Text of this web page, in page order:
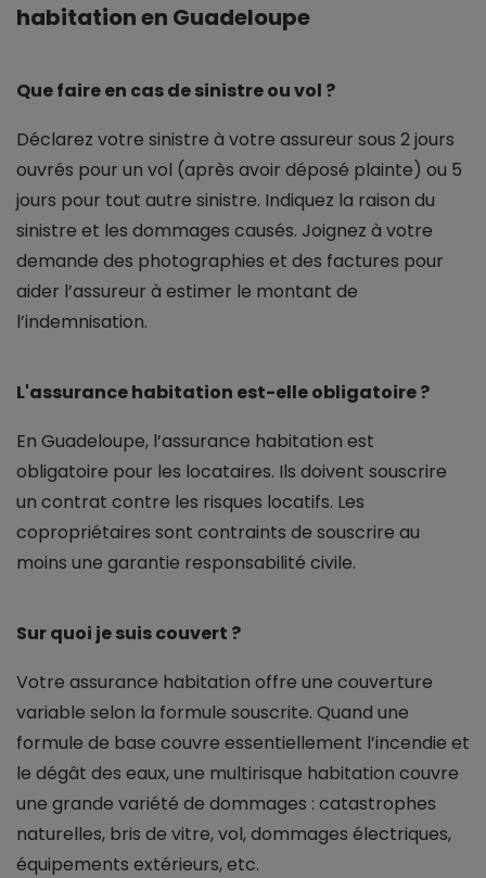
habitation en Guadeloupe
Que faire en cas de sinistre ou vol ?
Déclarez votre sinistre à votre assureur sous 2 jours
ouvrés pour un vol (après avoir déposé plainte) ou 5
jours pour tout autre sinistre. Indiquez la raison du
sinistre et les dommages causés. Joignez à votre
demande des photographies et des factures pour
aider l’assureur à estimer le montant de
l’indemnisation.
L'assurance habitation est-elle obligatoire ?
En Guadeloupe, l’assurance habitation est
obligatoire pour les locataires. Ils doivent souscrire
un contrat contre les risques locatifs. Les
copropriétaires sont contraints de souscrire au
moins une garantie responsabilité civile.
Sur quoi je suis couvert ?
Votre assurance habitation offre une couverture
variable selon la formule souscrite. Quand une
formule de base couvre essentiellement l’incendie et
le dégât des eaux, une multirisque habitation couvre
une grande variété de dommages : catastrophes
naturelles, bris de vitre, vol, dommages électriques,
équipements extérieurs, etc.